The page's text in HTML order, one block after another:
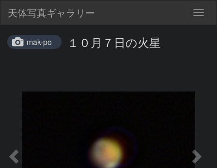
天体写真ギャラリー
mak-po １０月７日の火星